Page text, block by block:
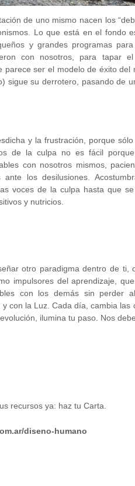
de uno mismo nacen los
Lo que está en el fondo
y grandes programas
con nosotros, para tapar
parece ser el modelo de éxito
sigue su derrotero, pasando de
y la frustración, porque
de la culpa no es fácil
con nosotros mismos,
ante los desilusiones.
voces de la culpa hasta que
y nutricios.
otro paradigma dentro de ti,
impulsores del aprendizaje,
con los demás sin perder
con la Luz. Cada día, cambia
ilumina tu paso. Nos
recursos ya: haz tu Carta.
diseno-humano